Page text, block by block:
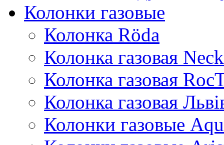
Колонки газовые
Колонка Rӧda
Колонка газовая
Колонка газовая
Колонка газовая
Колонки газовые